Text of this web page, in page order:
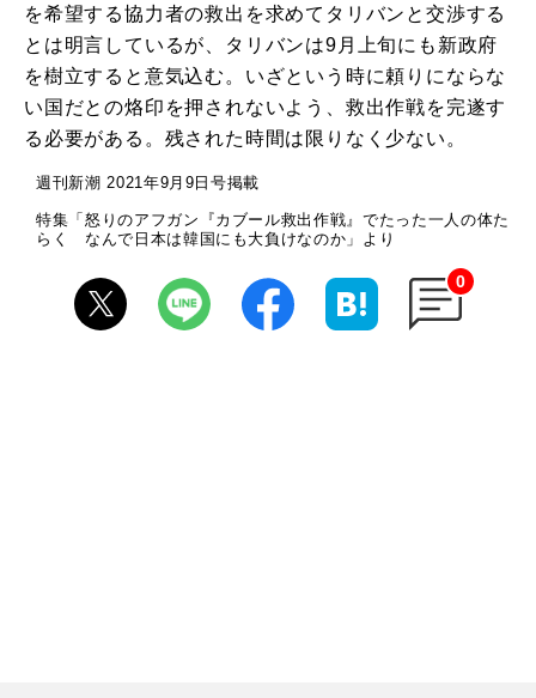
を希望する協力者の救出を求めてタリバンと交渉する
とは明言しているが、タリバンは9月上旬にも新政府
を樹立すると意気込む。いざという時に頼りにならな
い国だとの烙印を押されないよう、救出作戦を完遂す
る必要がある。残された時間は限りなく少ない。
週刊新潮 2021年9月9日号掲載
特集「怒りのアフガン『カブール救出作戦』でたった一人の体た
らく なんで日本は韓国にも大負けなのか」より
0